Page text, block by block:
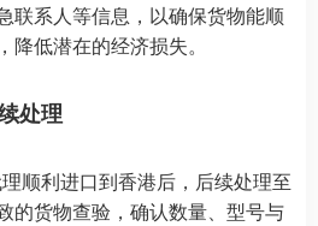
联系人等信息，以确保货物能顺
低潜在的经济损失。
处理
顺利进口到香港后，后续处理至
的货物查验，确认数量、型号与